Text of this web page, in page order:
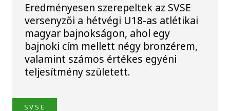
Eredményesen szerepeltek az SVSE
versenyzői a hétvégi U18-as atlétikai
magyar bajnokságon, ahol egy
bajnoki cím mellett négy bronzérem,
valamint számos értékes egyéni
teljesítmény született.
SVSE